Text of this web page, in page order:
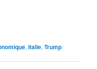
,Italie,Trump